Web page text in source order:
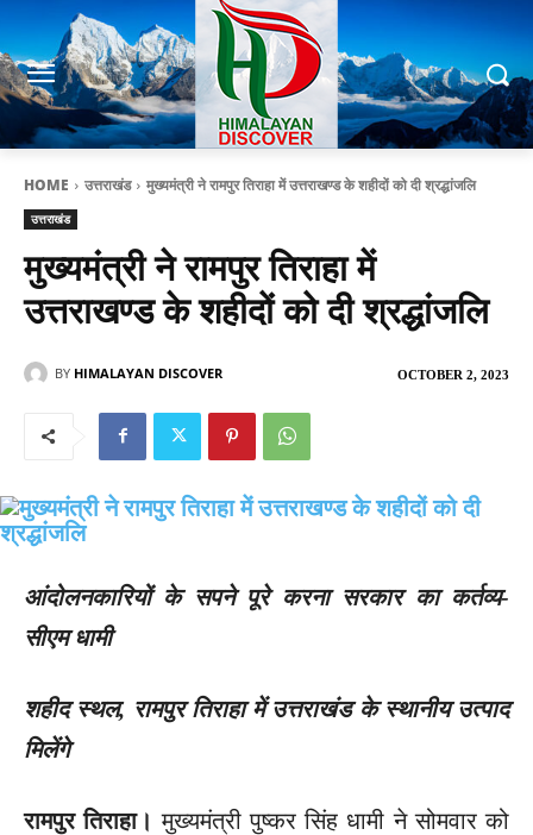
HOME उत्तराखंड मुख्यमंत्री ने रामपुर तिराहा में उत्तराखण्ड के शहीदों को दी श्रद्धांजलि
उत्तराखंड
मुख्यमंत्री ने रामपुर तिराहा में
उत्तराखण्ड के शहीदों को दी श्रद्धांजलि
OCTOBER 2, 2023
BY HIMALAYAN DISCOVER
आंदोलनकारियों के सपने पूरे करना सरकार का कर्तव्य-
सीएम धामी
शहीद स्थल, रामपुर तिराहा में उत्तराखंड के स्थानीय उत्पाद
मिलेंगे
रामपुर तिराहा। मुख्यमंत्री पुष्कर सिंह धामी ने सोमवार को